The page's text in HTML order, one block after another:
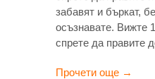
забавят и бъркат,
осъзнавате. Вижте
спрете да правите
Прочети още →